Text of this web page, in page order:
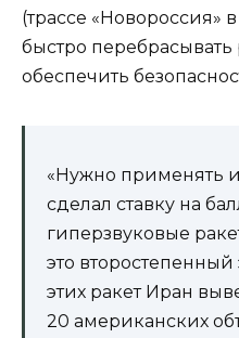
(трассе «Новороссия»
быстро
обеспечить
«Нужно применять
сделал ставку на
гиперзвуковые
это
этих ракет Иран
20 американских